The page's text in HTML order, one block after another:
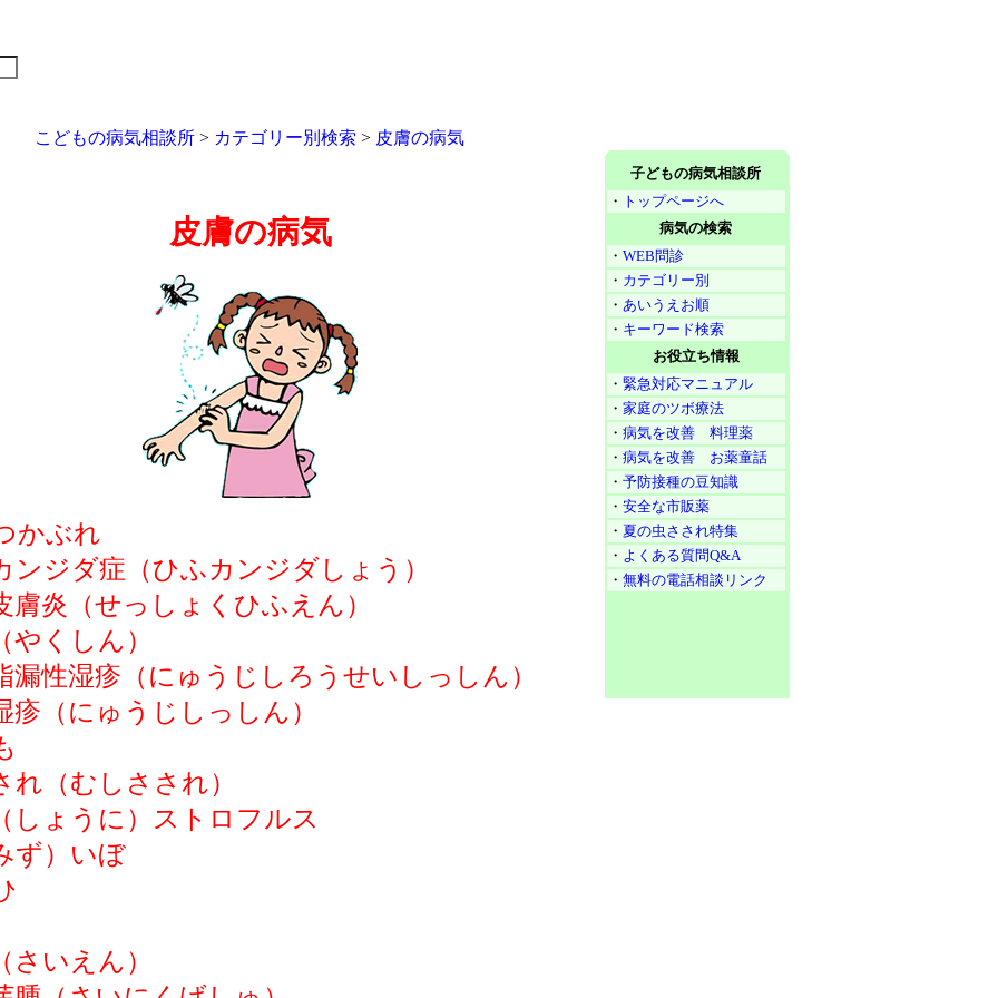
こどもの病気相談所 > カテゴリー別検索 > 皮膚の病気
皮膚の病気
かぶれ
ンジダ症（ひふカンジダしょう）
膚炎（せっしょくひふえん）
やくしん）
漏性湿疹（にゅうじしろうせいしっしん）
疹（にゅうじしっしん）
れ（むしさされ）
しょうに）ストロフルス
ず）いぼ
さいえん）
子どもの病気相談所
・ トップページへ
病気の検索
・ WEB問診
・ カテゴリー別
・ あいうえお順
・ キーワード検索
お役立ち情報
・ 緊急対応マニュアル
・ 家庭のツボ療法
・ 病気を改善 料理薬
・ 病気を改善 お薬童話
・ 予防接種の豆知識
・ 安全な市販薬
・ 夏の虫さされ特集
・ よくある質問Q&A
・ 無料の電話相談リンク